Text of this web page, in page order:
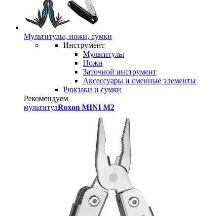
Мультитулы, ножи, сумки
Инструмент
Мультитулы
Ножи
Заточной инструмент
Аксессуары и сменные элементы
Рюкзаки и сумки
Рекомендуем
мультитулRoxon MINI M2